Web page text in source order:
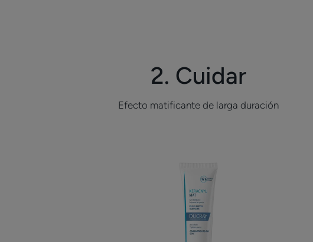
2. Cuidar
Efecto matificante de larga duración